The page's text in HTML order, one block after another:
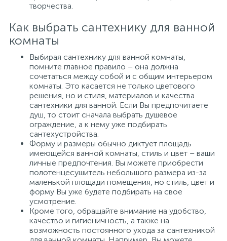
творчества.
Как выбрать сантехнику для ванной
комнаты
Выбирая сантехнику для ванной комнаты,
помните главное правило – она должна
сочетаться между собой и с общим интерьером
комнаты. Это касается не только цветового
решения, но и стиля, материалов и качества
сантехники для ванной. Если Вы предпочитаете
душ, то стоит сначала выбрать душевое
ограждение, а к нему уже подбирать
сантехустройства.
Форму и размеры обычно диктует площадь
имеющейся ванной комнаты, стиль и цвет – ваши
личные предпочтения. Вы можете приобрести
полотенцесушитель небольшого размера из-за
маленькой площади помещения, но стиль, цвет и
форму Вы уже будете подбирать на свое
усмотрение.
Кроме того, обращайте внимание на удобство,
качество и гигиеничность, а также на
возможность постоянного ухода за сантехникой